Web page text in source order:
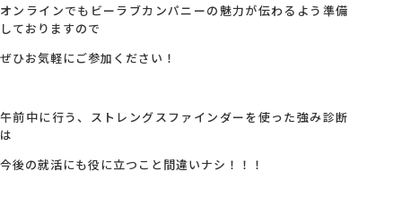
オンラインでもビーラブカンパニーの魅力が伝わるよう準備
しておりますので
ぜひお気軽にご参加ください！
午前中に行う、ストレングスファインダーを使った強み診断
は
今後の就活にも役に立つこと間違いナシ！！！